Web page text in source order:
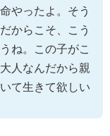
やったよ。そう
からこそ、こう
ね。この子がこ
人なんだから親
て生きて欲しい